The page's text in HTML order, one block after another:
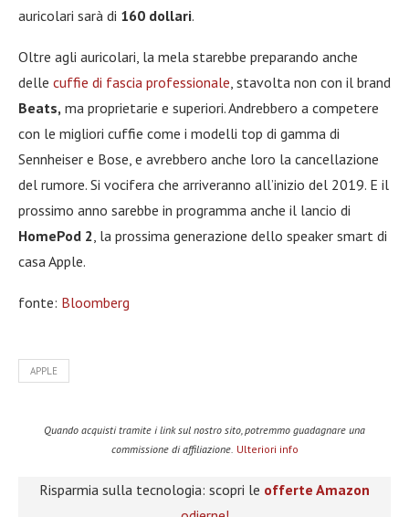
auricolari sarà di 160 dollari.
Oltre agli auricolari, la mela starebbe preparando anche
delle cuffie di fascia professionale , stavolta non con il brand
Beats, ma proprietarie e superiori. Andrebbero a competere
con le migliori cuffie come i modelli top di gamma di
Sennheiser e Bose, e avrebbero anche loro la cancellazione
del rumore. Si vocifera che arriveranno all’inizio del 2019. E il
prossimo anno sarebbe in programma anche il lancio di
HomePod 2 , la prossima generazione dello speaker smart di
casa Apple.
fonte: Bloomberg
APPLE
Quando acquisti tramite i link sul nostro sito, potremmo guadagnare una
commissione di affiliazione. Ulteriori info
Risparmia sulla tecnologia: scopri le offerte Amazon